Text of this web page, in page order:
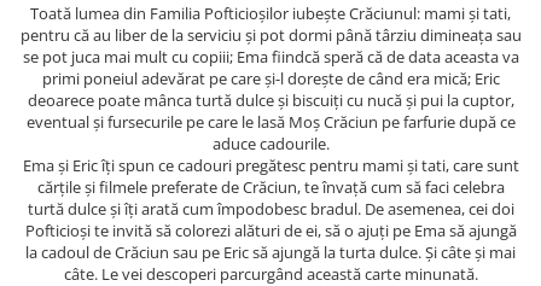
Toată lumea din Familia Pofticioșilor iubește Crăciunul: mami și tati,
pentru că au liber de la serviciu și pot dormi până târziu dimineața sau
se pot juca mai mult cu copiii; Ema fiindcă speră că de data aceasta va
primi poneiul adevărat pe care și-l dorește de când era mică; Eric
deoarece poate mânca turtă dulce și biscuiți cu nucă și pui la cuptor,
eventual și fursecurile pe care le lasă Moș Crăciun pe farfurie după ce
aduce cadourile.
Ema și Eric îți spun ce cadouri pregătesc pentru mami și tati, care sunt
cărțile și filmele preferate de Crăciun, te învață cum să faci celebra
turtă dulce și îți arată cum împodobesc bradul. De asemenea, cei doi
Pofticioși te invită să colorezi alături de ei, să o ajuți pe Ema să ajungă
la cadoul de Crăciun sau pe Eric să ajungă la turta dulce. Și câte și mai
câte. Le vei descoperi parcurgând această carte minunată.